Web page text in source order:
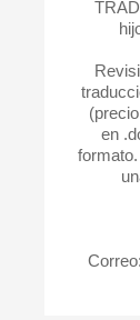
en
Correo: